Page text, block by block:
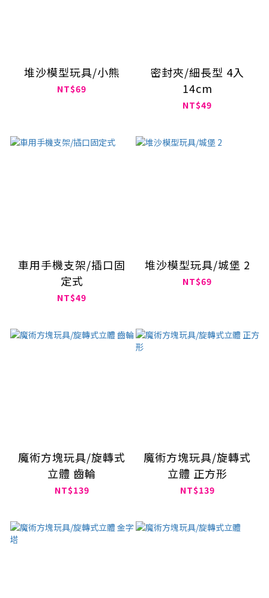
堆沙模型玩具/小熊
NT$69
密封夾/細長型 4入
14cm
NT$49
車用手機支架/插口固
定式
NT$49
堆沙模型玩具/城堡 2
NT$69
魔術方塊玩具/旋轉式
立體 齒輪
NT$139
魔術方塊玩具/旋轉式
立體 正方形
NT$139